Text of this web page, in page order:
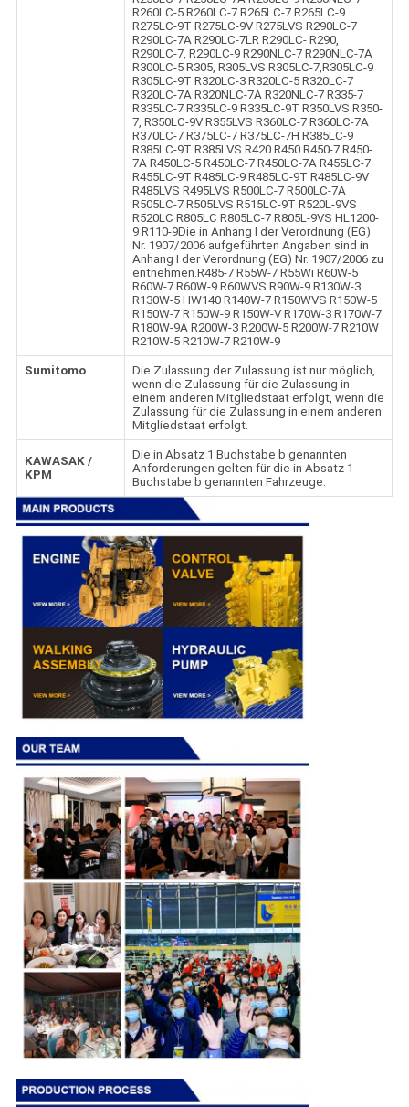
R260LC-5 R260LC-7 R265LC-7 R265LC-9
R275LC-9T R275LC-9V R275LVS R290LC-7
R290LC-7A R290LC-7LR R290LC- R290,
R290LC-7, R290LC-9 R290NLC-7 R290NLC-7A
R300LC-5 R305, R305LVS R305LC-7,R305LC-9
R305LC-9T R320LC-3 R320LC-5 R320LC-7
R320LC-7A R320NLC-7A R320NLC-7 R335-7
R335LC-7 R335LC-9 R335LC-9T R350LVS R350-
7, R350LC-9V R355LVS R360LC-7 R360LC-7A
R370LC-7 R375LC-7 R375LC-7H R385LC-9
R385LC-9T R385LVS R420 R450 R450-7 R450-
7A R450LC-5 R450LC-7 R450LC-7A R455LC-7
R455LC-9T R485LC-9 R485LC-9T R485LC-9V
R485LVS R495LVS R500LC-7 R500LC-7A
R505LC-7 R505LVS R515LC-9T R520L-9VS
R520LC R805LC R805LC-7 R805L-9VS HL1200-
9 R110-9Die in Anhang I der Verordnung (EG)
Nr. 1907/2006 aufgeführten Angaben sind in
Anhang I der Verordnung (EG) Nr. 1907/2006 zu
entnehmen.R485-7 R55W-7 R55Wi R60W-5
R60W-7 R60W-9 R60WVS R90W-9 R130W-3
R130W-5 HW140 R140W-7 R150WVS R150W-5
R150W-7 R150W-9 R150W-V R170W-3 R170W-7
R180W-9A R200W-3 R200W-5 R200W-7 R210W
R210W-5 R210W-7 R210W-9
Sumitomo
Die Zulassung der Zulassung ist nur möglich,
wenn die Zulassung für die Zulassung in
einem anderen Mitgliedstaat erfolgt, wenn die
Zulassung für die Zulassung in einem anderen
Mitgliedstaat erfolgt.
KAWASAK /
KPM
Die in Absatz 1 Buchstabe b genannten
Anforderungen gelten für die in Absatz 1
Buchstabe b genannten Fahrzeuge.